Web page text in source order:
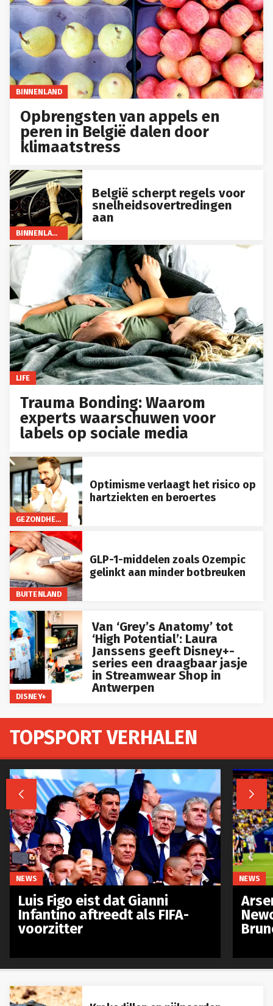
BINNENLAND
Opbrengsten van appels en
peren in België dalen door
klimaatstress
BINNENLAND
België scherpt regels voor
snelheidsovertredingen
aan
LIFE
Trauma Bonding: Waarom
experts waarschuwen voor
labels op sociale media
GEZONDHEID
Optimisme verlaagt het risico op
hartziekten en beroertes
BUITENLAND
GLP-1-middelen zoals Ozempic
gelinkt aan minder botbreuken
DISNEY+
Van ‘Grey’s Anatomy’ tot
‘High Potential’: Laura
Janssens geeft Disney+-
series een draagbaar jasje
in Streamwear Shop in
Antwerpen
TOPSPORT VERHALEN
 
NEWS
Luis Figo eist dat Gianni
Infantino aftreedt als FIFA-
voorzitter
NEWS